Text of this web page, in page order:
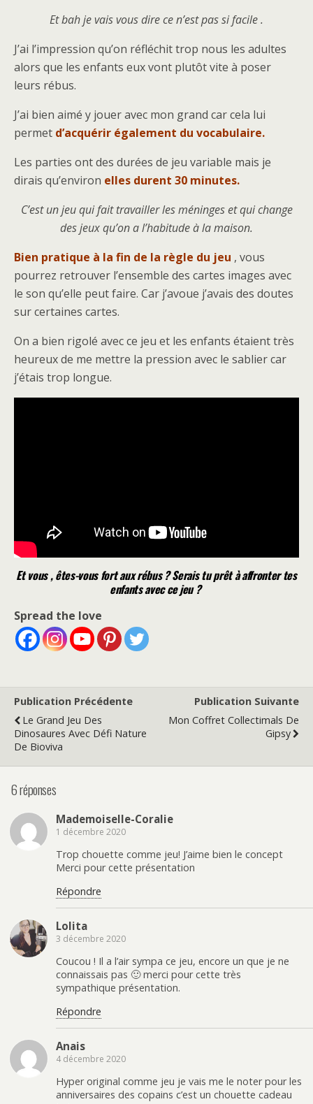
Et bah je vais vous dire ce n’est pas si facile .
J’ai l’impression qu’on réfléchit trop nous les adultes
alors que les enfants eux vont plutôt vite à poser
leurs rébus.
J’ai bien aimé y jouer avec mon grand car cela lui
permet d’acquérir également du vocabulaire.
Les parties ont des durées de jeu variable mais je
dirais qu’environ elles durent 30 minutes.
C’est un jeu qui fait travailler les méninges et qui change
des jeux qu’on a l’habitude à la maison.
Bien pratique à la fin de la règle du jeu , vous
pourrez retrouver l’ensemble des cartes images avec
le son qu’elle peut faire. Car j’avoue j’avais des doutes
sur certaines cartes.
On a bien rigolé avec ce jeu et les enfants étaient très
heureux de me mettre la pression avec le sablier car
j’étais trop longue.
Et vous , êtes-vous fort aux rébus ? Serais tu prêt à affronter tes
enfants avec ce jeu ?
Spread the love
Publication Précédente
Le Grand Jeu Des
Dinosaures Avec Défi Nature
De Bioviva
Publication Suivante
Mon Coffret Collectimals De
Gipsy
6 réponses
Mademoiselle-Coralie
1 décembre 2020
Trop chouette comme jeu! J’aime bien le concept
Merci pour cette présentation
Répondre
Lolita
3 décembre 2020
Coucou ! Il a l’air sympa ce jeu, encore un que je ne
connaissais pas 🙂 merci pour cette très
sympathique présentation.
Répondre
Anais
4 décembre 2020
Hyper original comme jeu je vais me le noter pour les
anniversaires des copains c’est un chouette cadeau